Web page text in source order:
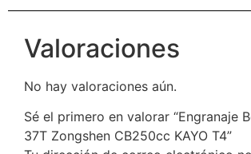
Valoraciones
No hay valoraciones aún.
Sé el primero en valorar “Engranaje
37T Zongshen CB250cc KAYO T4”